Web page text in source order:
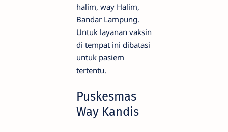
halim, way Halim,
Bandar Lampung.
Untuk layanan vaksin
di tempat ini dibatasi
untuk pasiem
tertentu.
Puskesmas
Way Kandis